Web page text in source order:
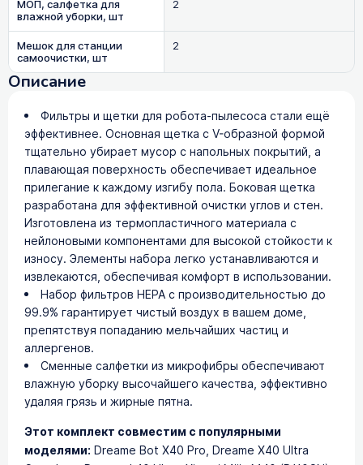
МОП, салфетка для
влажной уборки, шт
2
Мешок для станции
самоочистки, шт
2
Описание
Фильтры и щетки для робота-пылесоса стали ещё
эффективнее. Основная щетка с V-образной формой
тщательно убирает мусор с напольных покрытий, а
плавающая поверхность обеспечивает идеальное
прилегание к каждому изгибу пола. Боковая щетка
разработана для эффективной очистки углов и стен.
Изготовлена из термопластичного материала с
нейлоновыми компонентами для высокой стойкости к
износу. Элементы набора легко устанавливаются и
извлекаются, обеспечивая комфорт в использовании.
Набор фильтров HEPA с производительностью до
99.9% гарантирует чистый воздух в вашем доме,
препятствуя попаданию мельчайших частиц и
аллергенов.
Сменные салфетки из микрофибры обеспечивают
влажную уборку высочайшего качества, эффективно
удаляя грязь и жирные пятна.
Этот комплект совместим с популярными
моделями: Dreame Bot X40 Pro, Dreame X40 Ultra